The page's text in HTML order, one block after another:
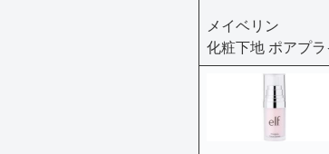
メイベリン
化粧下地 ポアプ